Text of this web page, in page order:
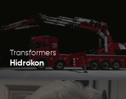
Transformers
Hidrokon